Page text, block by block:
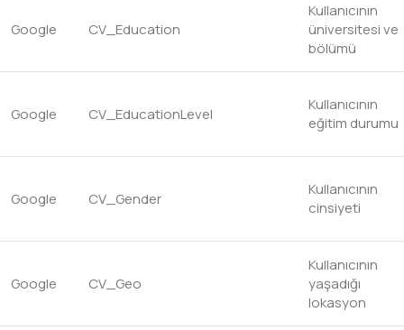
Google CV_Education
Kullanıcının
üniversitesi ve
bölümü
Google CV_EducationLevel
Kullanıcının
eğitim durumu
Google CV_Gender
Kullanıcının
cinsiyeti
Google CV_Geo
Kullanıcının
yaşadığı
lokasyon